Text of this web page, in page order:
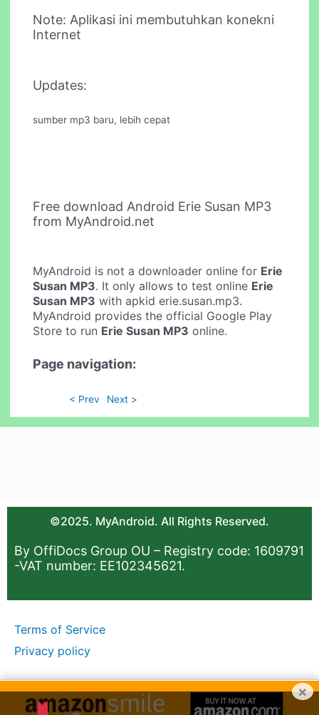
Note: Aplikasi ini membutuhkan konekni
Internet
Updates:
sumber mp3 baru, lebih cepat
Free download Android Erie Susan MP3
from MyAndroid.net
MyAndroid is not a downloader online for Erie
Susan MP3. It only allows to test online Erie
Susan MP3 with apkid erie.susan.mp3.
MyAndroid provides the official Google Play
Store to run Erie Susan MP3 online.
Page navigation:
< Prev Next >
©2025. MyAndroid. All Rights Reserved.
By OffiDocs Group OU – Registry code: 1609791
-VAT number: EE102345621.
Terms of Service
Privacy policy
×